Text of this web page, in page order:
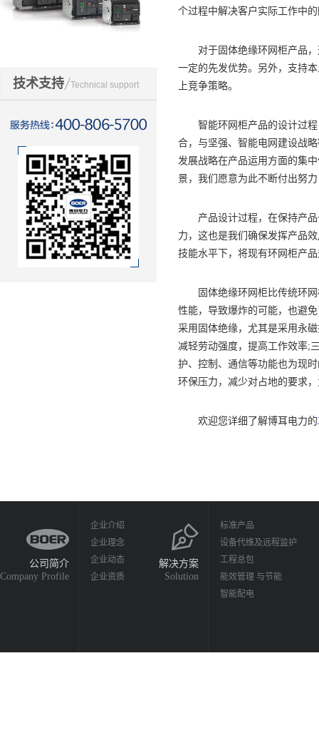
技术支持 Technical support
个过程中解决客户实际工作中
对于固体绝缘环网柜产品，
一定的先发优势。另外，支持
上竞争策略。
智能环网柜产品的设计过程
合，与坚强、智能电网建设战
发展战略在产品运用方面的集
景，我们愿意为此不断付出努
产品设计过程，在保持产品
力，这也是我们确保发挥产品
技能水平下，将现有环网柜产
固体绝缘环网柜比传统环网
性能，导致爆炸的可能，也避
采用固体绝缘，尤其是采用永
减轻劳动强度，提高工作效率;
护、控制、通信等功能也为现
环保压力，减少对占地的要求
欢迎您详细了解博耳电力的
公司简介
Company Profile
企业介绍
企业理念
企业动态
企业资质
解决方案
Solution
标准产品
设备代维及远程监护
工程总包
能效管理 与节能
智能配电